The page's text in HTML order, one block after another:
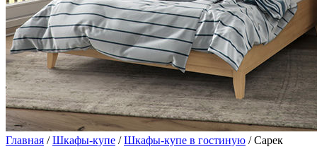
Главная /Шкафы-купе /Шкафы-купе в гостиную / Сарек